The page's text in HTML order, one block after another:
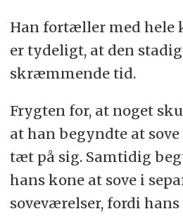
Han fortæller med hele
er tydeligt, at den
skræmmende tid.
Frygten for, at noget
at han begyndte at
tæt på sig. Samtidig
hans kone at sove i
soveværelser, fordi